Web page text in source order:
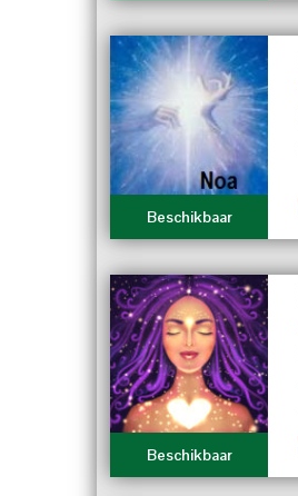
Beschikbaar
Beschikbaar